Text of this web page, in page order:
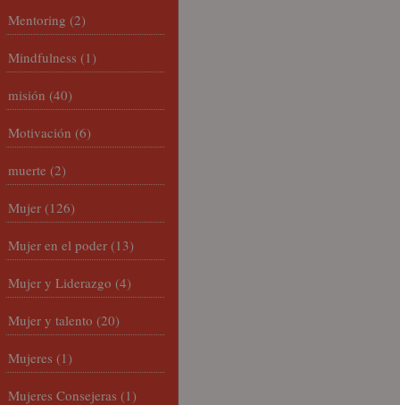
Mentoring (2)
Mindfulness (1)
misión (40)
Motivación (6)
muerte (2)
Mujer (126)
Mujer en el poder (13)
Mujer y Liderazgo (4)
Mujer y talento (20)
Mujeres (1)
Mujeres Consejeras (1)